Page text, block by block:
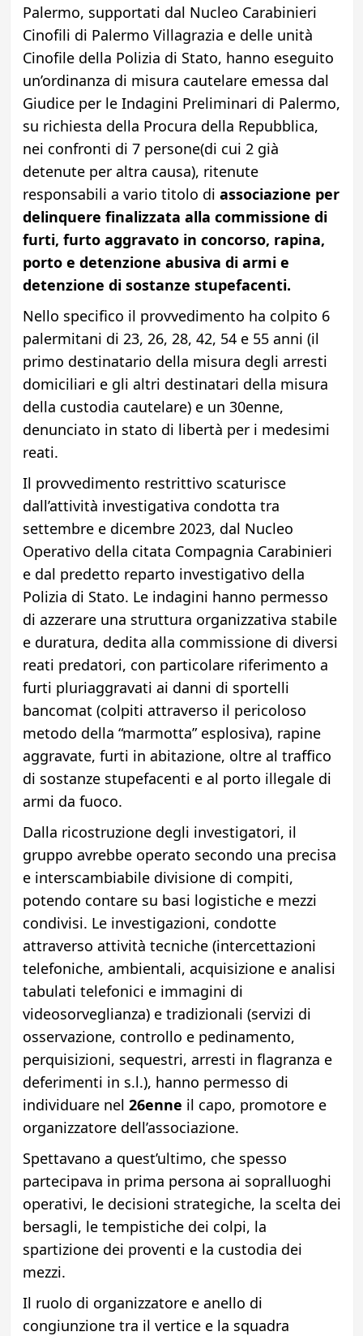
Palermo, supportati dal Nucleo Carabinieri
Cinofili di Palermo Villagrazia e delle unità
Cinofile della Polizia di Stato, hanno eseguito
un’ordinanza di misura cautelare emessa dal
Giudice per le Indagini Preliminari di Palermo,
su richiesta della Procura della Repubblica,
nei confronti di 7 persone(di cui 2 già
detenute per altra causa), ritenute
responsabili a vario titolo di associazione per
delinquere finalizzata alla commissione di
furti, furto aggravato in concorso, rapina,
porto e detenzione abusiva di armi e
detenzione di sostanze stupefacenti.
Nello specifico il provvedimento ha colpito 6
palermitani di 23, 26, 28, 42, 54 e 55 anni (il
primo destinatario della misura degli arresti
domiciliari e gli altri destinatari della misura
della custodia cautelare) e un 30enne,
denunciato in stato di libertà per i medesimi
reati.
Il provvedimento restrittivo scaturisce
dall’attività investigativa condotta tra
settembre e dicembre 2023, dal Nucleo
Operativo della citata Compagnia Carabinieri
e dal predetto reparto investigativo della
Polizia di Stato. Le indagini hanno permesso
di azzerare una struttura organizzativa stabile
e duratura, dedita alla commissione di diversi
reati predatori, con particolare riferimento a
furti pluriaggravati ai danni di sportelli
bancomat (colpiti attraverso il pericoloso
metodo della “marmotta” esplosiva), rapine
aggravate, furti in abitazione, oltre al traffico
di sostanze stupefacenti e al porto illegale di
armi da fuoco.
Dalla ricostruzione degli investigatori, il
gruppo avrebbe operato secondo una precisa
e interscambiabile divisione di compiti,
potendo contare su basi logistiche e mezzi
condivisi. Le investigazioni, condotte
attraverso attività tecniche (intercettazioni
telefoniche, ambientali, acquisizione e analisi
tabulati telefonici e immagini di
videosorveglianza) e tradizionali (servizi di
osservazione, controllo e pedinamento,
perquisizioni, sequestri, arresti in flagranza e
deferimenti in s.l.), hanno permesso di
individuare nel 26enne il capo, promotore e
organizzatore dell’associazione.
Spettavano a quest’ultimo, che spesso
partecipava in prima persona ai sopralluoghi
operativi, le decisioni strategiche, la scelta dei
bersagli, le tempistiche dei colpi, la
spartizione dei proventi e la custodia dei
mezzi.
​Il ruolo di organizzatore e anello di
congiunzione tra il vertice e la squadra